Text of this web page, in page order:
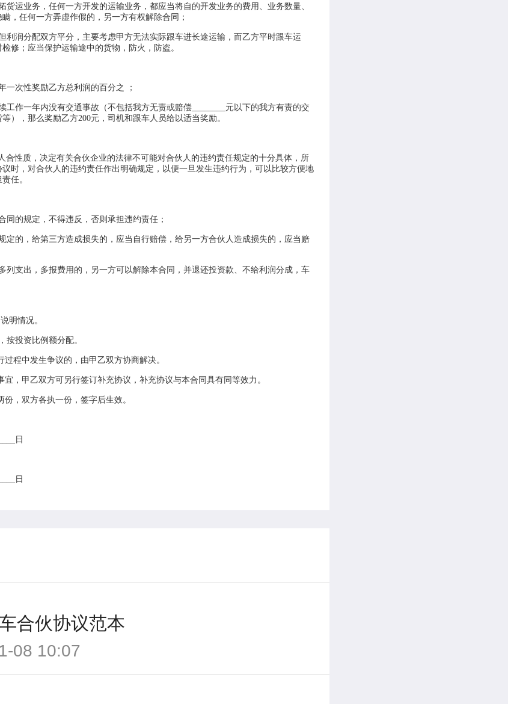
货运业务，任何一方开发的运输业务，都应当将自的开发业务的费用、业务数量、
，任何一方弄虚作假的，另一方有权解除合同；
利润分配双方平分，主要考虑甲方无法实际跟车进长途运输，而乙方平时跟车运
修；应当保护运输途中的货物，防火，防盗。
一次性奖励乙方总利润的百分之 ；
工作一年内没有交通事故（不包括我方无责或赔偿________元以下的我方有责的交
），那么奖励乙方200元，司机和跟车人员给以适当奖励。
合性质，决定有关合伙企业的法律不可能对合伙人的违约责任规定的十分具体，所
时，对合伙人的违约责任作出明确规定，以便一旦发生违约行为，可以比较方便地
任。
同的规定，不得违反，否则承担违约责任；
定的，给第三方造成损失的，应当自行赔偿，给另一方合伙人造成损失的，应当赔
列支出，多报费用的，另一方可以解除本合同，并退还投资款、不给利润分成，车
明情况。
按投资比例额分配。
程中发生争议的，由甲乙双方协商解决。
宜，甲乙双方可另行签订补充协议，补充协议与本合同具有同等效力。
，双方各执一份，签字后生效。
日
日
合伙协议范本
08 10:07